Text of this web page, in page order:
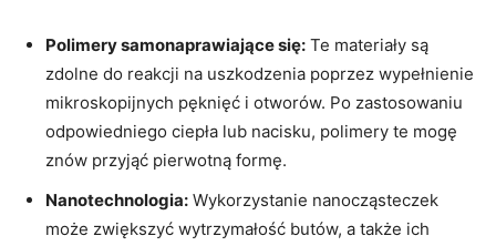
Polimery samonaprawiające się: Te materiały są
zdolne do reakcji na uszkodzenia poprzez wypełnienie
mikroskopijnych pęknięć i otworów. Po zastosowaniu
odpowiedniego ciepła lub nacisku, polimery te mogę
znów przyjąć pierwotną formę.
Nanotechnologia: Wykorzystanie nanocząsteczek
może zwiększyć wytrzymałość butów, a także ich